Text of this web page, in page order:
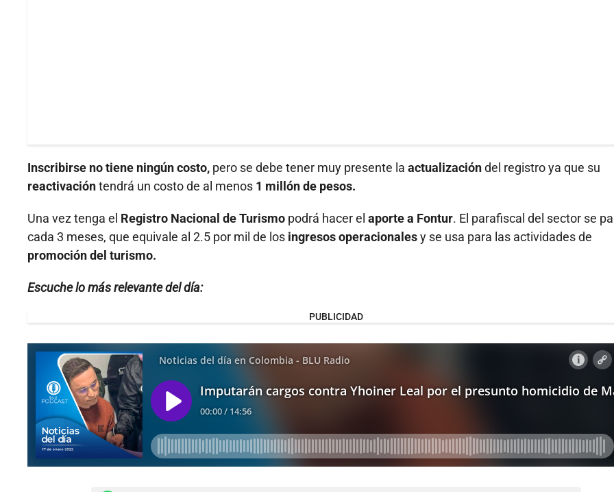
Inscribirse no tiene ningún costo, pero se debe tener muy presente la actualizacióndel registro ya que su
reactivacióntendrá un costo de al menos 1 millón de pesos.
Una vez tenga el Registro Nacional de Turismo podrá hacer el aporte a Fontur. El parafiscal del sector se
cada 3 meses, que equivale al 2.5 por mil de los ingresos operacionalesy se usa para las actividades de
promoción del turismo.
Escuche lo más relevante del día:
PUBLICIDAD